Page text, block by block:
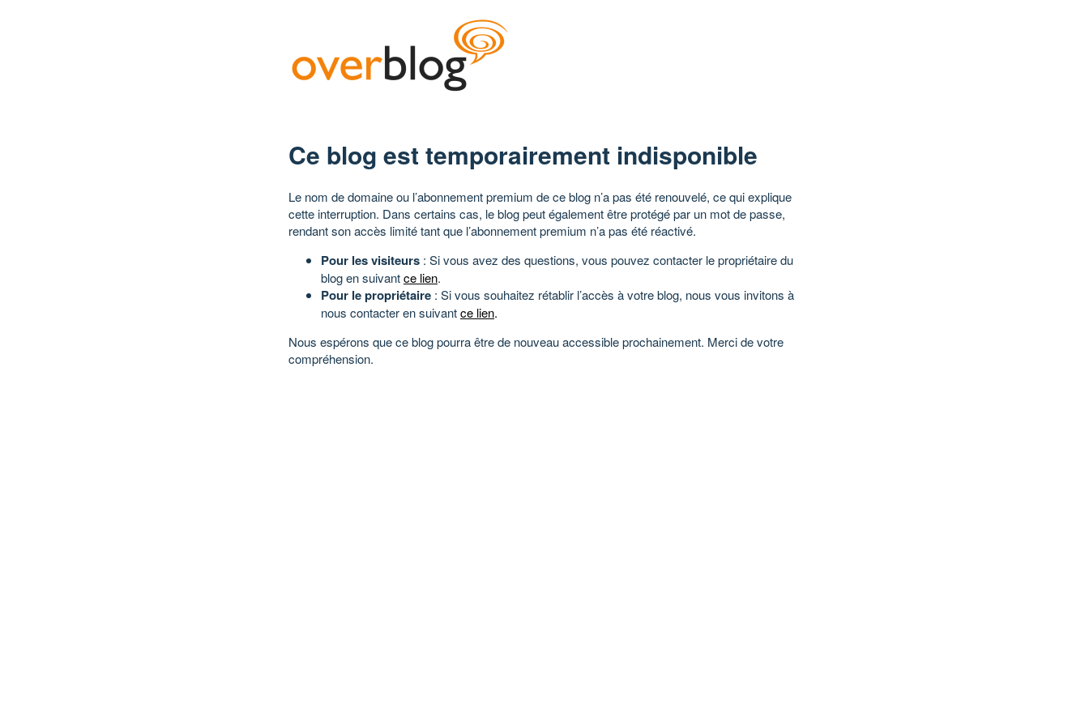
Ce blog est temporairement indisponible
Le nom de domaine ou l’abonnement premium de ce blog n’a pas été renouvelé, ce qui explique
cette interruption. Dans certains cas, le blog peut également être protégé par un mot de passe,
rendant son accès limité tant que l’abonnement premium n’a pas été réactivé.
Pour les visiteurs : Si vous avez des questions, vous pouvez contacter le propriétaire du
blog en suivantce lien.
Pour le propriétaire : Si vous souhaitez rétablir l’accès à votre blog, nous vous invitons à
nous contacter en suivantce lien.
Nous espérons que ce blog pourra être de nouveau accessible prochainement. Merci de votre
compréhension.